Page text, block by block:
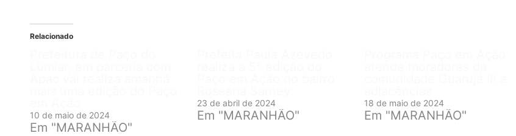
Relacionado
10 de maio de 2024
Em "MARANHÃO"
23 de abril de 2024
Em "MARANHÃO"
18 de maio de 2024
Em "MARANHÃO"